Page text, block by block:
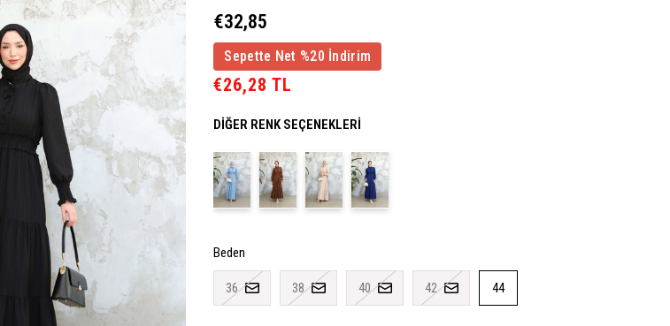
€32,85
Sepette Net %20 İndirim
€26,28 TL
DIĞER RENK SEÇENEKLERI
Beden
36 38 40 42 44